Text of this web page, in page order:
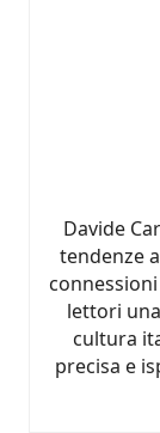
Davide
tendenze
lettori
cultura
precisa e